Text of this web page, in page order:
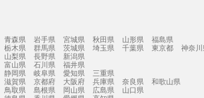
青森県 岩手県 宮城県 秋田県 山形県
福島県
栃木県 群馬県 茨城県 埼玉県 千葉県 東京都
神奈川
山梨県 長野県
新潟県
富山県 石川県
福井県
静岡県 岐阜県 愛知県
三重県
滋賀県 京都府 大阪府 兵庫県 奈良県
和歌山県
鳥取県 島根県 岡山県 広島県
山口県